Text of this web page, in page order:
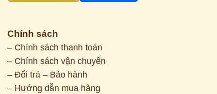
Chính sách
– Chính sách thanh toán
– Chính sách vận chuyển
– Đổi trả – Bảo hành
– Hướng dẫn mua hàng